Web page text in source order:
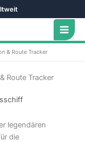
& Route Tracker
Route Tracker
legendären
die